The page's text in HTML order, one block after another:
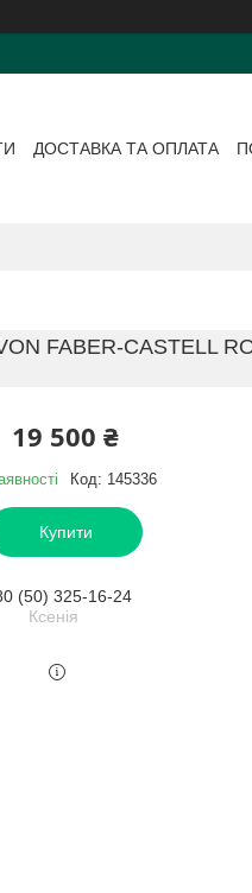
ДОСТАВКА ТА ОПЛАТА
FABER-CASTELL
19 500 ₴
Код: 145336
Купити
(50) 325-16-24
Ксенія